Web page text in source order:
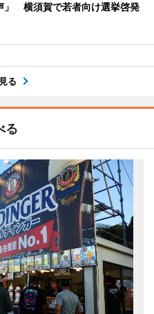
」 横須賀で若者向け選挙啓発
る
る